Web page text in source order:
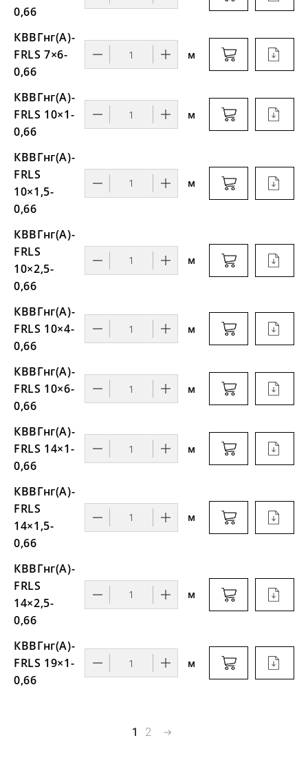
0,66
КВВГнг(А)-
FRLS 7×6-
0,66
м
КВВГнг(А)-
FRLS 10×1-
0,66
м
КВВГнг(А)-
FRLS
10×1,5-
0,66
м
КВВГнг(А)-
FRLS
10×2,5-
0,66
м
КВВГнг(А)-
FRLS 10×4-
0,66
м
КВВГнг(А)-
FRLS 10×6-
0,66
м
КВВГнг(А)-
FRLS 14×1-
0,66
м
КВВГнг(А)-
FRLS
14×1,5-
0,66
м
КВВГнг(А)-
FRLS
14×2,5-
0,66
м
КВВГнг(А)-
FRLS 19×1-
0,66
м
1 2